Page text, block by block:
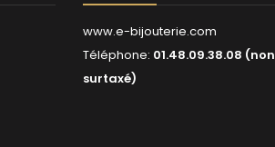
www.e-bijouterie.com
Téléphone: 01.48.09.38.08 (non
surtaxé)